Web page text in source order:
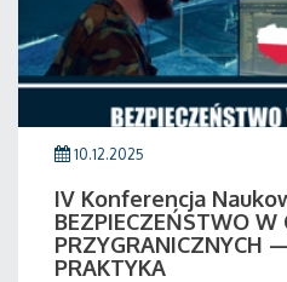
10.12.2025
IV Konferencja
BEZPIECZEŃSTWO W
PRZYGRANICZNYCH
PRAKTYKA